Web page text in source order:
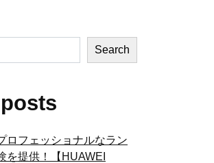
Search
ロフェッショナルなラン
を提供！【HUAWEI